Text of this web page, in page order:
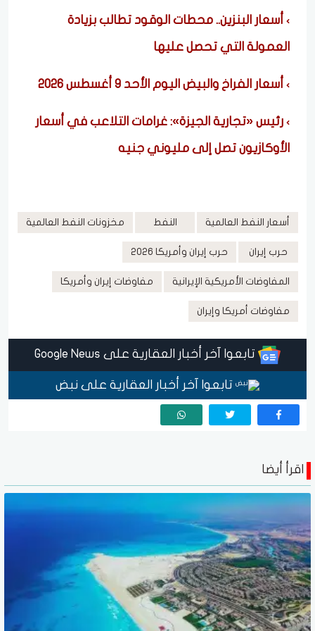
أسعار البنزين.. محطات الوقود تطالب بزيادة
العمولة التي تحصل عليها
أسعار الفراخ والبيض اليوم الأحد 9 أغسطس 2026
رئيس «تجارية الجيزة»: غرامات التلاعب في أسعار
الأوكازيون تصل إلى مليوني جنيه
أسعار النفط العالمية النفط مخزونات النفط العالمية
حرب إيران حرب إيران وأمريكا 2026
المفاوضات الأمريكية الإيرانية مفاوضات إيران وأمريكا
مفاوضات أمريكا وإيران
تابعوا آخر أخبار العقارية على Google News
تابعوا آخر أخبار العقارية على نبض
اقرأ أيضا